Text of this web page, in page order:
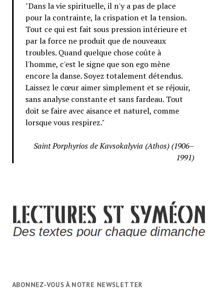
"Dans la vie spirituelle, il n'y a pas de place
pour la contrainte, la crispation et la tension.
Tout ce qui est fait sous pression intérieure et
par la force ne produit que de nouveaux
troubles. Quand quelque chose coûte à
l'homme, c'est le signe que son ego mène
encore la danse. Soyez totalement détendus.
Laissez le cœur aimer simplement et se réjouir,
sans analyse constante et sans fardeau. Tout
doit se faire avec aisance et naturel, comme
lorsque vous respirez."
Saint Porphyrios de Kavsokalyvia (Athos) (1906–
1991)
ABONNEZ-VOUS À NOTRE NEWSLETTER